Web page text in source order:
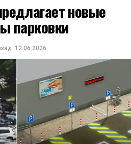
новые
парковки
12.06.2026